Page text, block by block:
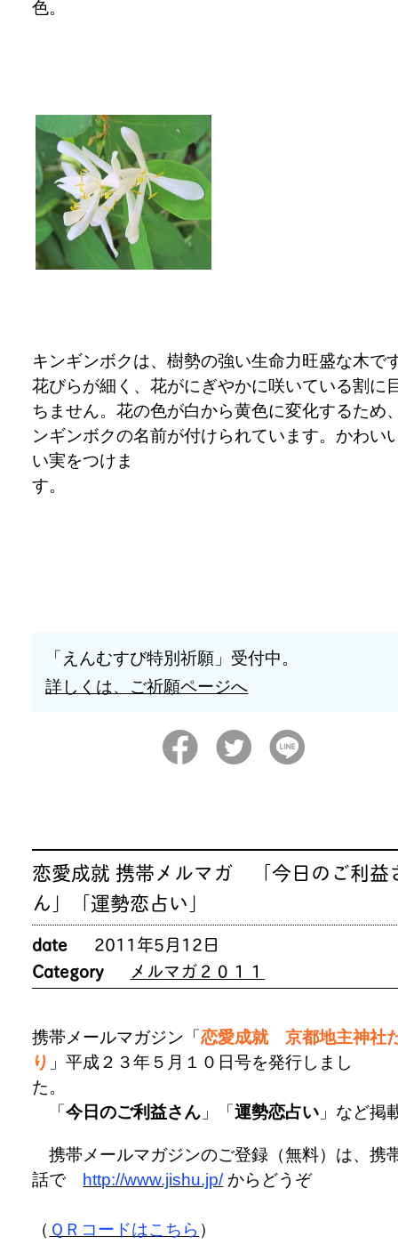
キンギンボクは、樹勢の強い生命力旺盛な木で
花びらが細く、花がにぎやかに咲いている割に
ちません。花の色が白から黄色に変化するため
ンギンボクの名前が付けられています。かわい
い実をつけま
「えんむすび特別祈願」受付中。
詳しくは、ご祈願ページへ
恋愛成就 携帯メルマガ 「今日のご利益
ん」「運勢恋占い」
date
2011年5月12日
Category
メルマガ２０１１
携帯メールマガジン「恋愛成就 京都地主神社
り 」平成２３年５月１０日号を発行しまし
た
「今日のご利益さん 」「運勢恋占い 」など掲
携帯メールマガジンのご登録（無料）は、携
話で http://www.jishu.jp/からどうぞ
（ ＱＲコードはこちら ）